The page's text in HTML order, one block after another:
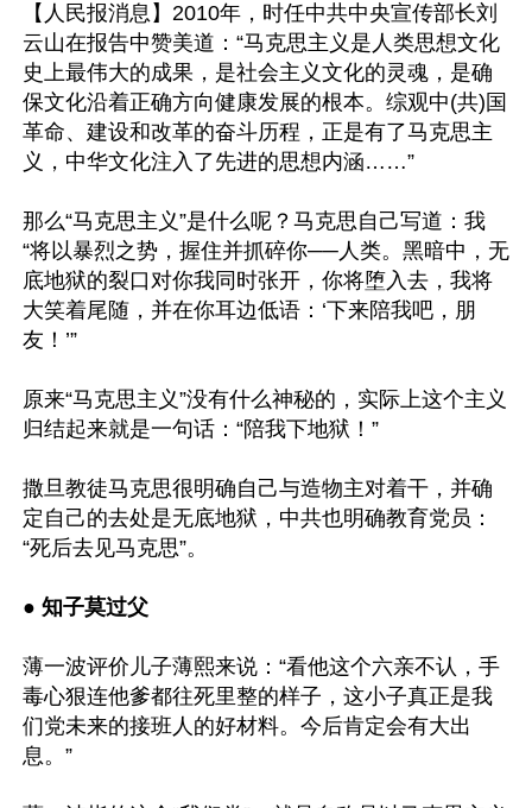
【人民报消息】2010年，时任中共中央宣传部长刘
云山在报告中赞美道：“马克思主义是人类思想文化
史上最伟大的成果，是社会主义文化的灵魂，是确
保文化沿着正确方向健康发展的根本。综观中(共)国
革命、建设和改革的奋斗历程，正是有了马克思主
义，中华文化注入了先进的思想内涵……”
那么“马克思主义”是什么呢？马克思自己写道：我
“将以暴烈之势，握住并抓碎你──人类。黑暗中，无
底地狱的裂口对你我同时张开，你将堕入去，我将
大笑着尾随，并在你耳边低语：‘下来陪我吧，朋
友！’”
原来“马克思主义”没有什么神秘的，实际上这个主义
归结起来就是一句话：“陪我下地狱！”
撒旦教徒马克思很明确自己与造物主对着干，并确
定自己的去处是无底地狱，中共也明确教育党员：
“死后去见马克思”。
● 知子莫过父
薄一波评价儿子薄熙来说：“看他这个六亲不认，手
毒心狠连他爹都往死里整的样子，这小子真正是我
们党未来的接班人的好材料。今后肯定会有大出
息。”